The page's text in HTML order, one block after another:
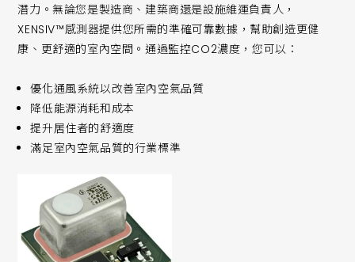
潛力。無論您是製造商、建築商還是設施維運負責人，
XENSIV™感測器提供您所需的準確可靠數據，幫助創造更健
康、更舒適的室內空間。通過監控CO2濃度，您可以：
優化通風系統以改善室內空氣品質
降低能源消耗和成本
提升居住者的舒適度
滿足室內空氣品質的行業標準